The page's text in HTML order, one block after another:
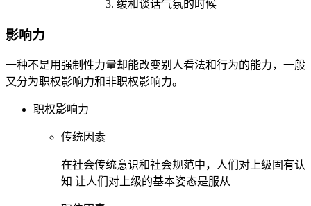
缓和谈话气氛的时候
影响力
一种不是用强制性力量却能改变别人看法和行为的能力，一般
又分为职权影响力和非职权影响力。
职权影响力
传统因素
在社会传统意识和社会规范中，人们对上级固有认
知 让人们对上级的基本姿态是服从